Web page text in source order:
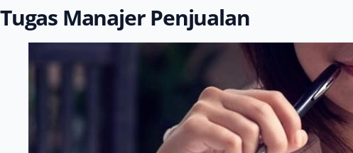
Tugas Manajer Penjualan